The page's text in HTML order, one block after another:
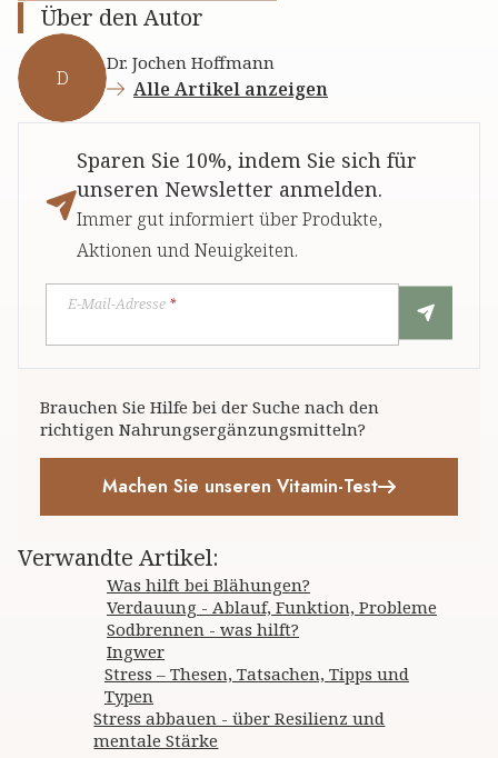
Über den Autor
D
Dr. Jochen Hoffmann
Alle Artikel anzeigen
Sparen Sie 10%, indem Sie sich für
unseren Newsletter anmelden.
Immer gut informiert über Produkte,
Aktionen und Neuigkeiten.
E-Mail-Adresse *
Brauchen Sie Hilfe bei der Suche nach den
richtigen Nahrungsergänzungsmitteln?
Machen Sie unseren Vitamin-Test
Verwandte Artikel:
Was hilft bei Blähungen?
Verdauung - Ablauf, Funktion, Probleme
Sodbrennen - was hilft?
Ingwer
Stress – Thesen, Tatsachen, Tipps und
Typen
Stress abbauen - über Resilienz und
mentale Stärke